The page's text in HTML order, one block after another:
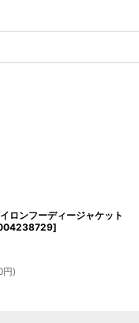
ロンフーディージャケット
]
円)